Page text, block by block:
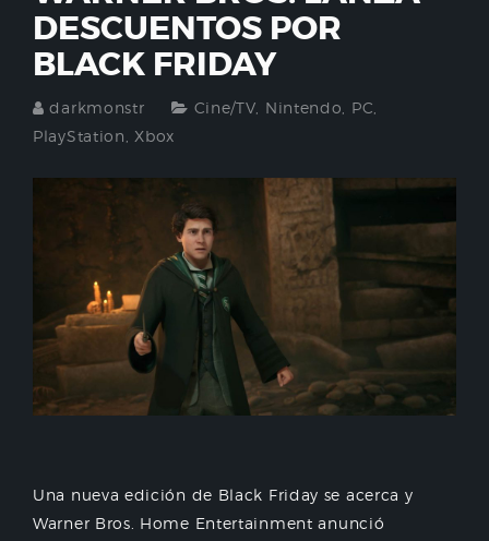
DESCUENTOS POR
BLACK FRIDAY
darkmonstr Cine/TV Nintendo PC
PlayStation
Xbox
Una nueva edición de Black Friday se acerca y
Warner Bros. Home Entertainment anunció